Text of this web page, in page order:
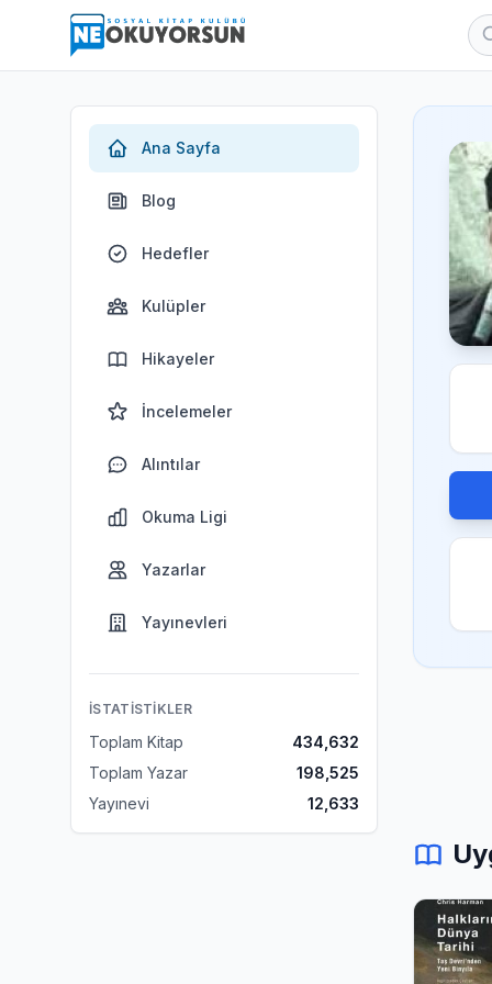
Ana Sayfa
Blog
Hedefler
Kulüpler
Hikayeler
İncelemeler
Alıntılar
Okuma Ligi
Yazarlar
Yayınevleri
İSTATISTIKLER
Toplam Kitap
434,632
Toplam Yazar
198,525
Yayınevi
12,633